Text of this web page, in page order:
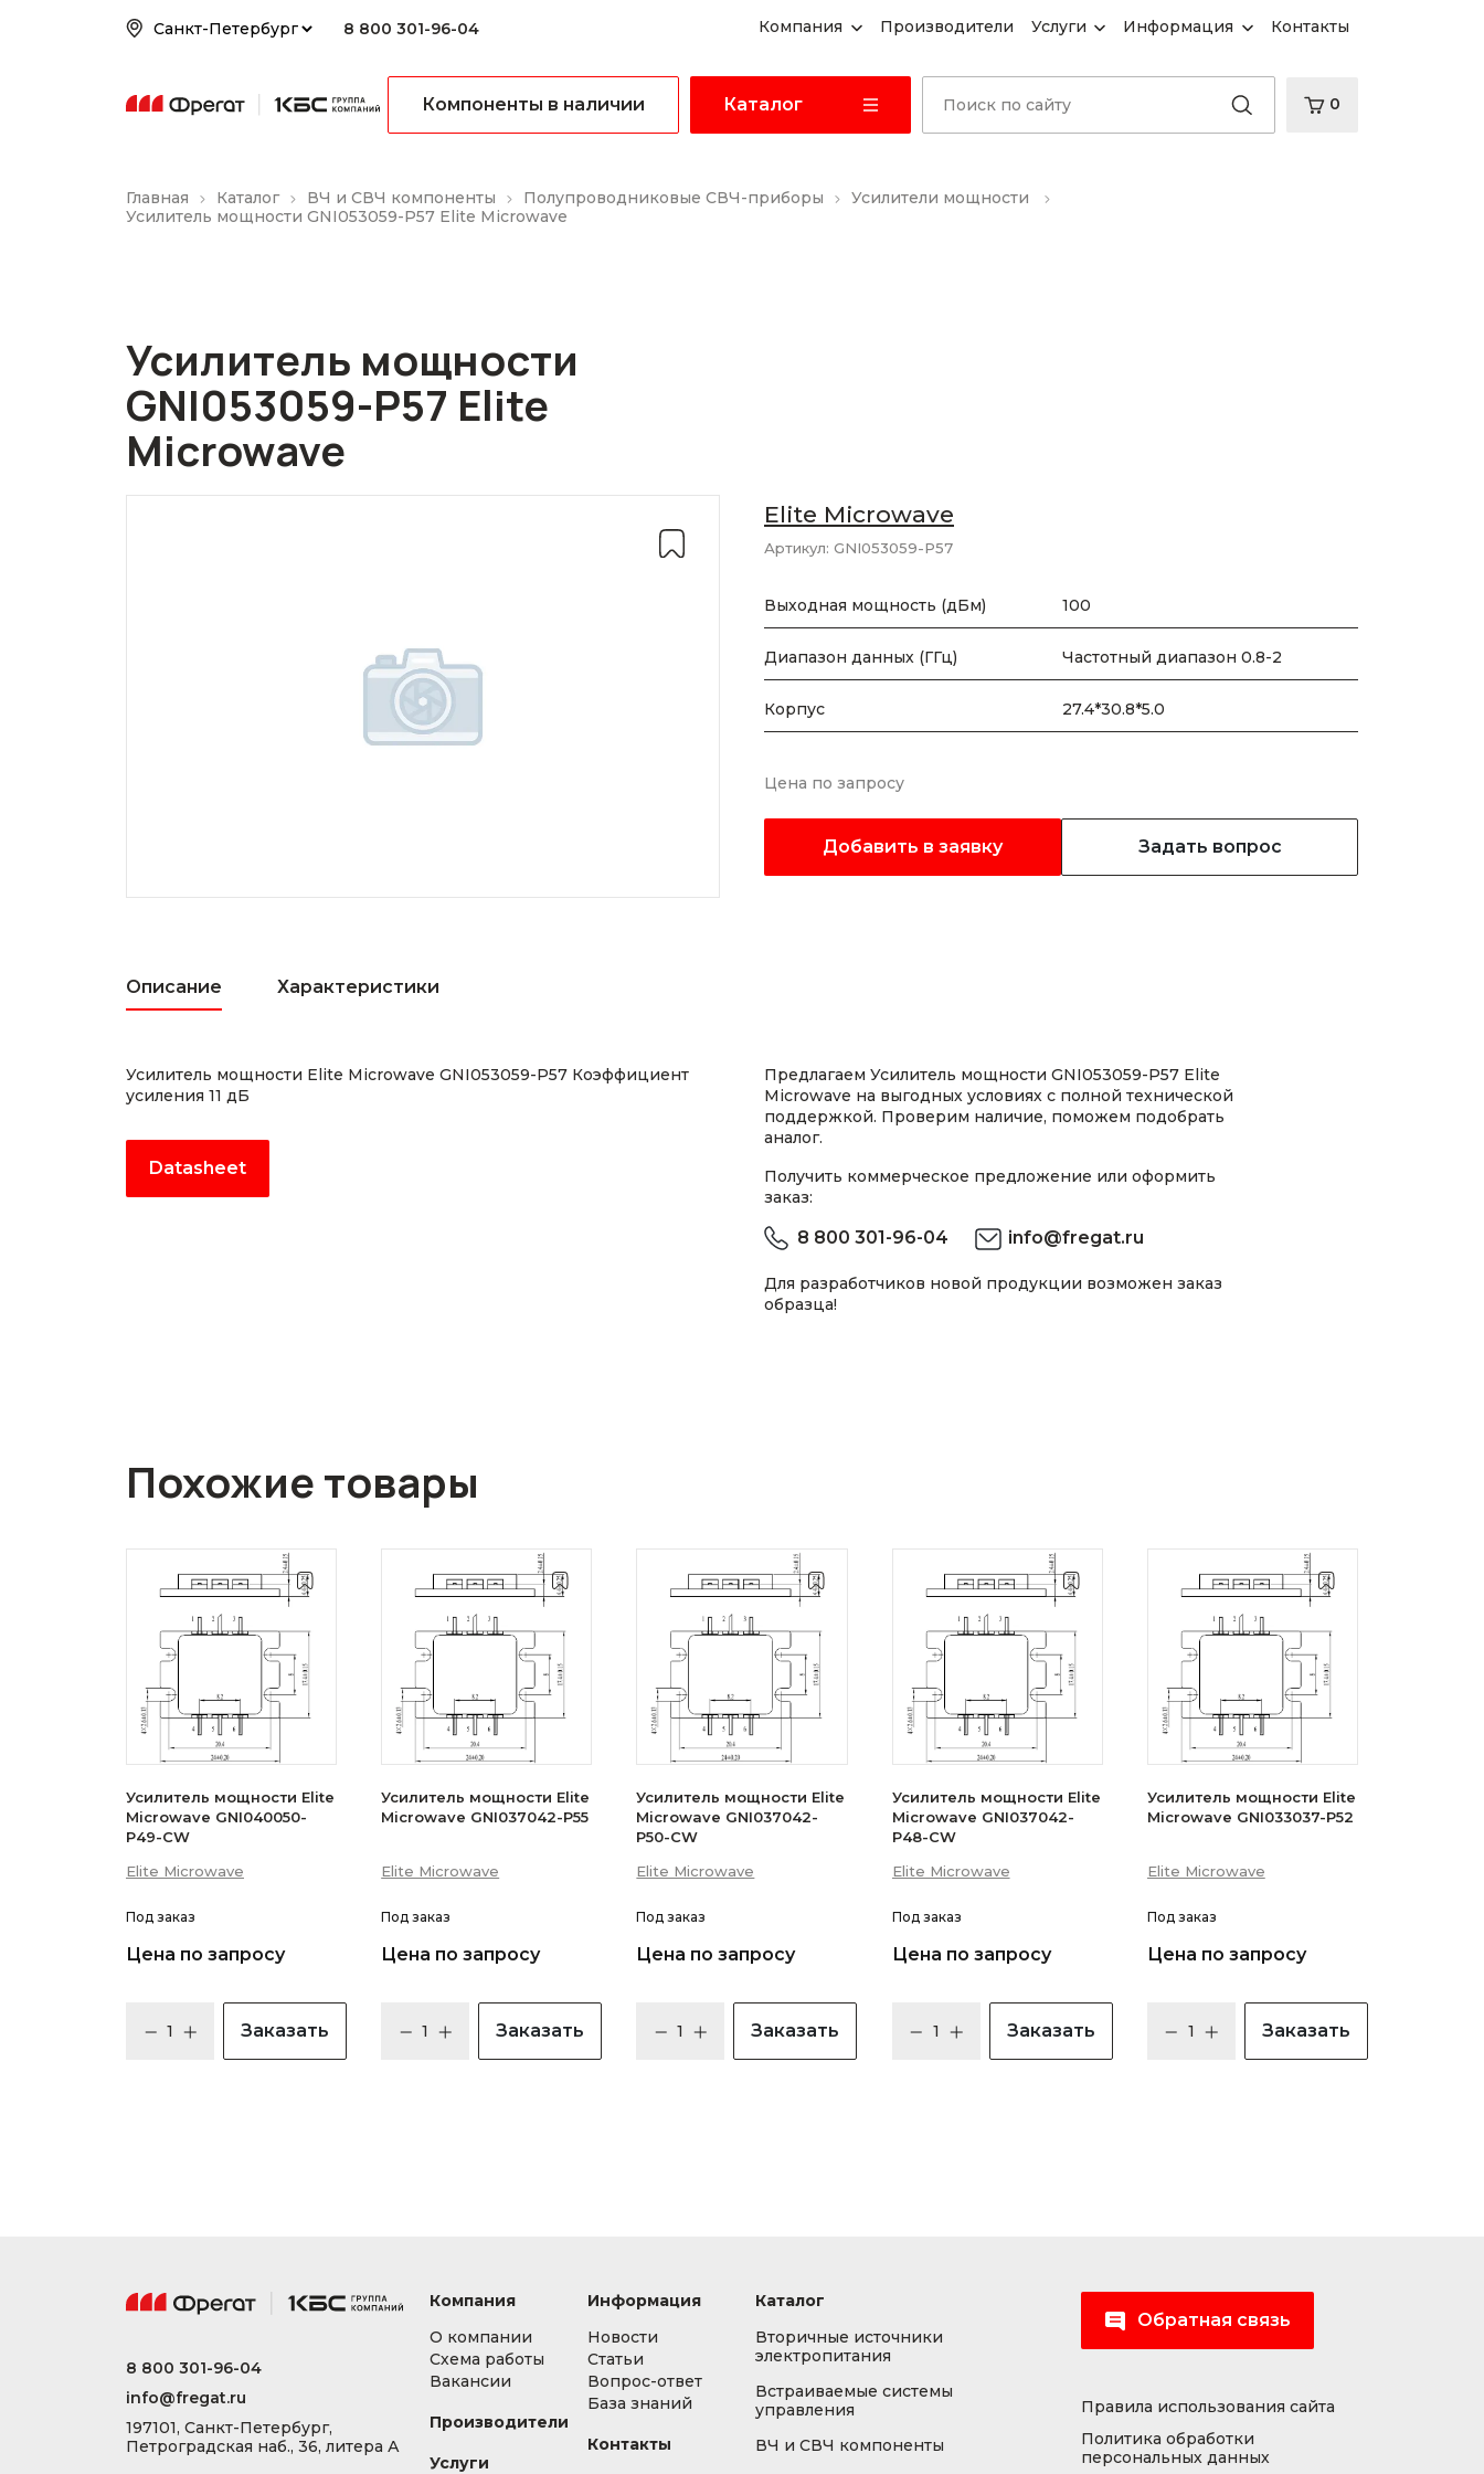
8 800 301-96-04 Компания Производители Услуги Информация Контакты
Компоненты в наличии Каталог 0
Главная Каталог ВЧ и СВЧ компоненты Полупроводниковые СВЧ-приборы
Усилители мощности
Усилитель мощности GNI053059-P57 Elite Microwave
Усилитель мощности
GNI053059-P57 Elite
Microwave
Elite Microwave
Артикул: GNI053059-P57
Выходная мощность (дБм) 100
Диапазон данных (ГГц) Частотный диапазон 0.8-2
Корпус 27.4*30.8*5.0
Цена по запросу
Добавить в заявку Задать вопрос
Описание Характеристики
Усилитель мощности Elite Microwave GNI053059-P57 Коэффициент
усиления 11 дБ
Datasheet
Предлагаем Усилитель мощности GNI053059-P57 Elite
Microwave на выгодных условиях с полной технической
поддержкой. Проверим наличие, поможем подобрать
аналог.
Получить коммерческое предложение или оформить
заказ:
8 800 301-96-04 info@fregat.ru
Для разработчиков новой продукции возможен заказ
образца!
Похожие товары
Усилитель мощности Elite
Microwave GNI040050-
P49-CW
Elite Microwave
Под заказ
Цена по запросу
Заказать
Усилитель мощности Elite
Microwave GNI037042-P55
Elite Microwave
Под заказ
Цена по запросу
Заказать
Усилитель мощности Elite
Microwave GNI037042-
P50-CW
Elite Microwave
Под заказ
Цена по запросу
Заказать
Усилитель мощности Elite
Microwave GNI037042-
P48-CW
Elite Microwave
Под заказ
Цена по запросу
Заказать
Усилитель мощности Elite
Microwave GNI033037-P52
Elite Microwave
Под заказ
Цена по запросу
Заказать
8 800 301-96-04
info@fregat.ru
197101, Санкт-Петербург,
Петроградская наб., 36, литера А
Компания
О компании
Схема работы
Вакансии
Производители
Услуги
Информация
Новости
Статьи
Вопрос-ответ
База знаний
Контакты
Каталог
Вторичные источники
электропитания
Встраиваемые системы
управления
ВЧ и СВЧ компоненты
Обратная связь
Правила использования сайта
Политика обработки
персональных данных